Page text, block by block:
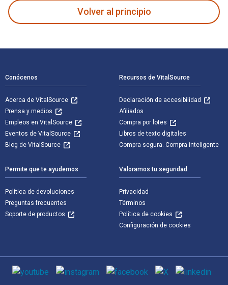
Volver al principio
Conócenos
Acerca de VitalSource
Prensa y medios
Empleos en VitalSource
Eventos de VitalSource
Blog de VitalSource
Recursos de VitalSource
Declaración de accesibilidad
Afiliados
Compra por lotes
Libros de texto digitales
Compra segura. Compra inteligente
Permite que te ayudemos
Política de devoluciones
Preguntas frecuentes
Soporte de productos
Valoramos tu seguridad
Privacidad
Términos
Política de cookies
Configuración de cookies
Medios de comunicación social